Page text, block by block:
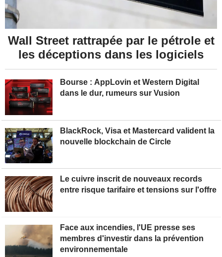
Bourse : AppLovin et Western Digital
dans le dur, rumeurs sur Vusion
BlackRock, Visa et Mastercard valident la
nouvelle blockchain de Circle
Wall Street rattrapée par le pétrole et
les déceptions dans les logiciels
Le cuivre inscrit de nouveaux records
entre risque tarifaire et tensions sur l'offre
Face aux incendies, l'UE presse ses
membres d'investir dans la prévention
environnementale